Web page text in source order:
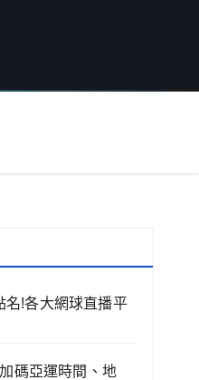
名!各大網球直播平
碼亞運時間、地